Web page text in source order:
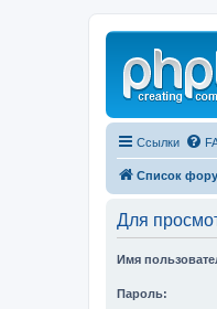
Ссылки
Список
Для
Имя
Пароль: